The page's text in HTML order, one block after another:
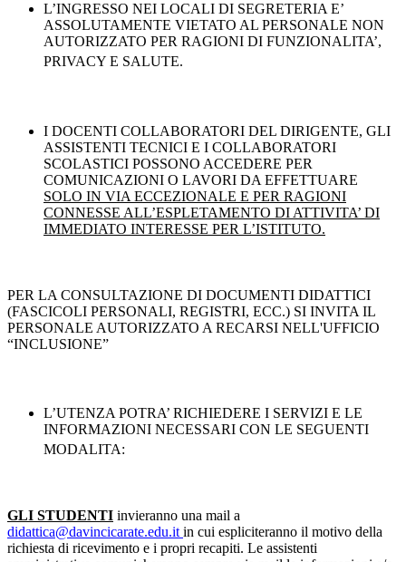
L’INGRESSO NEI LOCALI DI SEGRETERIA E’
ASSOLUTAMENTE VIETATO AL PERSONALE NON
AUTORIZZATO PER RAGIONI DI FUNZIONALITA’,
PRIVACY E SALUTE.
I DOCENTI COLLABORATORI DEL DIRIGENTE, GLI
ASSISTENTI TECNICI E I COLLABORATORI
SCOLASTICI POSSONO ACCEDERE PER
COMUNICAZIONI O LAVORI DA EFFETTUARE
SOLO IN VIAECCEZIONALE E PER RAGIONI
CONNESSE ALL’ESPLETAMENTO DI ATTIVITA’ DI
IMMEDIATO INTERESSE PER L’ISTITUTO.
PER LA CONSULTAZIONE DI DOCUMENTI DIDATTICI
(FASCICOLI PERSONALI, REGISTRI, ECC.) SI INVITA IL
PERSONALE AUTORIZZATO A RECARSI NELL'UFFICIO
“INCLUSIONE”
L’UTENZA POTRA’ RICHIEDERE I SERVIZI E LE
INFORMAZIONI NECESSARI CON LE SEGUENTI
MODALITA:
GLI STUDENTI invieranno una mail a
didattica@davincicarate.edu.it in cui espliciteranno il motivo della
richiesta di ricevimento e i propri recapiti. Le assistenti